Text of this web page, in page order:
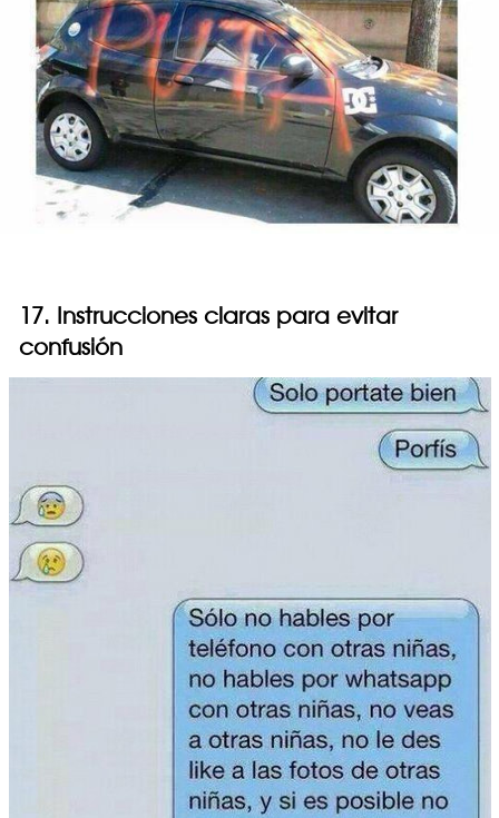
17. Instrucciones claras para evitar
confusión